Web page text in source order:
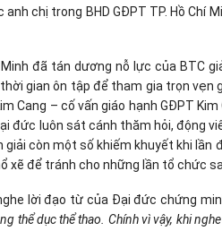
chị trong BHD GĐPT TP. Hồ Chí
đã tán dương nỗ lực của BTC
gian ôn tập để tham gia trọn vẹn
Cang – cố vấn giáo hạnh GĐPT
đức luôn sát cánh thăm hỏi, động
còn một số khiếm khuyết khi lần
xẽ để tránh cho những lần tổ chức
lời đạo từ của Đại đức chứng
thể dục thể thao. Chính vì vậy, khi